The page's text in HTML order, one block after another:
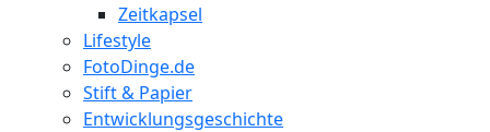
Zeitkapsel
Lifestyle
FotoDinge.de
Stift & Papier
Entwicklungsgeschichte